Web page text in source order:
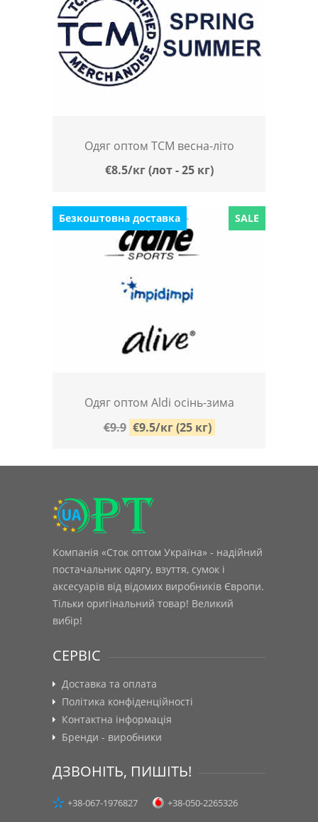
Одяг оптом TCM весна-літо
€8.5/кг (лот - 25 кг)
Безкоштовна доставка SALE
Одяг оптом Aldi осінь-зима
€9.9 €9.5/кг (25 кг)
Компанія «Сток оптом Україна» - надійний
постачальник одягу, взуття, сумок і
аксесуарів від відомих виробників Європи.
Тільки оригінальний товар! Великий
вибір!
СЕРВІС
Доставка та оплата
Політика конфіденційності
Контактна інформація
Бренди - виробники
ДЗВОНІТЬ, ПИШІТЬ!
+38-067-1976827 +38-050-2265326